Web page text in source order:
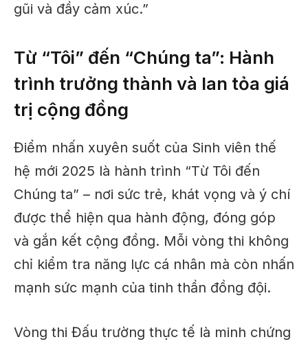
gũi và đầy cảm xúc.”
Từ “Tôi” đến “Chúng ta”: Hành
trình trưởng thành và lan tỏa giá
trị cộng đồng
Điểm nhấn xuyên suốt của Sinh viên thế
hệ mới 2025 là hành trình “Từ Tôi đến
Chúng ta” – nơi sức trẻ, khát vọng và ý chí
được thể hiện qua hành động, đóng góp
và gắn kết cộng đồng. Mỗi vòng thi không
chỉ kiểm tra năng lực cá nhân mà còn nhấn
mạnh sức mạnh của tinh thần đồng đội.
Vòng thi Đấu trường thực tế là minh chứng